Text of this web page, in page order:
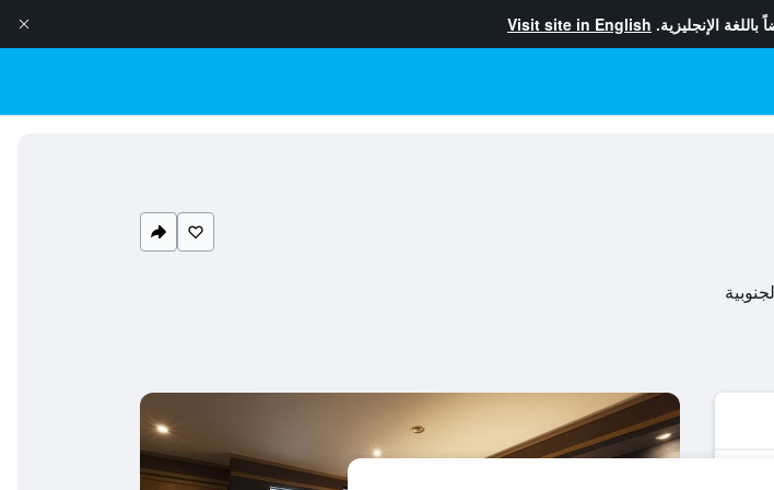
باللغة الإنجليزية. Visit site in English